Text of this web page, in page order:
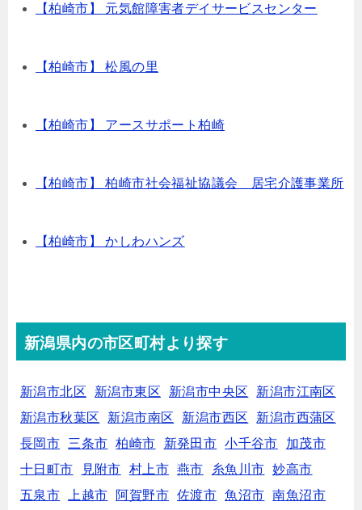
【柏崎市】 元気館障害者デイサービスセンター
【柏崎市】 松風の里
【柏崎市】 アースサポート柏崎
【柏崎市】 柏崎市社会福祉協議会 居宅介護事業所
【柏崎市】 かしわハンズ
新潟県内の市区町村より探す
新潟市北区 新潟市東区 新潟市中央区
新潟市江南区
新潟市秋葉区
新潟市南区 新潟市西区
新潟市西蒲区
長岡市
三条市 柏崎市 新発田市 小千谷市
加茂市
十日町市
見附市 村上市 燕市 糸魚川市
妙高市
五泉市
上越市 阿賀野市 佐渡市 魚沼市
南魚沼市